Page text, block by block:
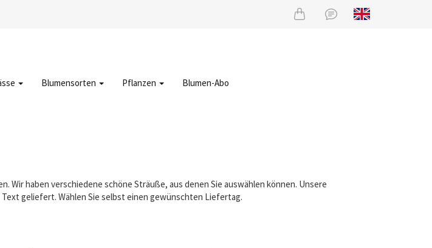
Blumensorten Pflanzen Blumen-Abo
haben verschiedene schöne Sträuße, aus denen Sie auswählen können. Unsere
geliefert. Wählen Sie selbst einen gewünschten Liefertag.